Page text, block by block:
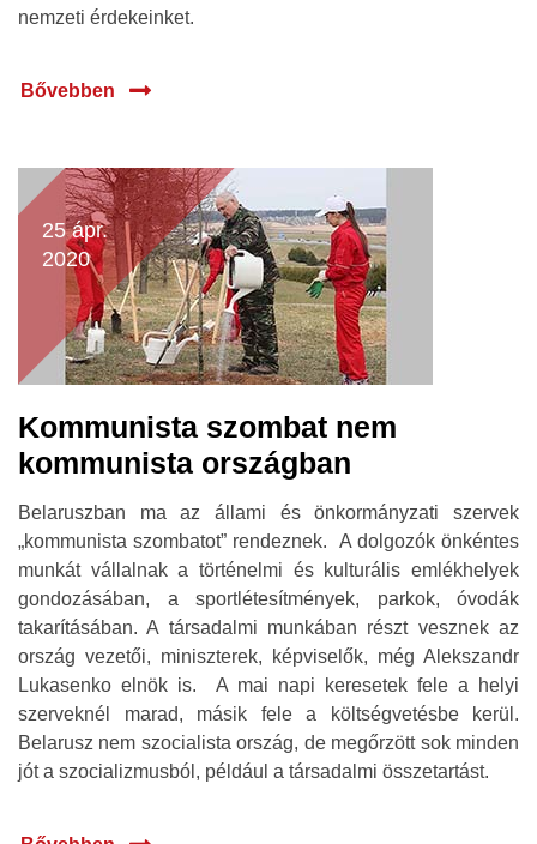
nemzeti érdekeinket.
Bővebben
25 ápr.
2020
Kommunista szombat nem
kommunista országban
Belaruszban ma az állami és önkormányzati szervek
„kommunista szombatot” rendeznek. A dolgozók önkéntes
munkát vállalnak a történelmi és kulturális emlékhelyek
gondozásában, a sportlétesítmények, parkok, óvodák
takarításában. A társadalmi munkában részt vesznek az
ország vezetői, miniszterek, képviselők, még Alekszandr
Lukasenko elnök is. A mai napi keresetek fele a helyi
szerveknél marad, másik fele a költségvetésbe kerül.
Belarusz nem szocialista ország, de megőrzött sok minden
jót a szocializmusból, például a társadalmi összetartást.